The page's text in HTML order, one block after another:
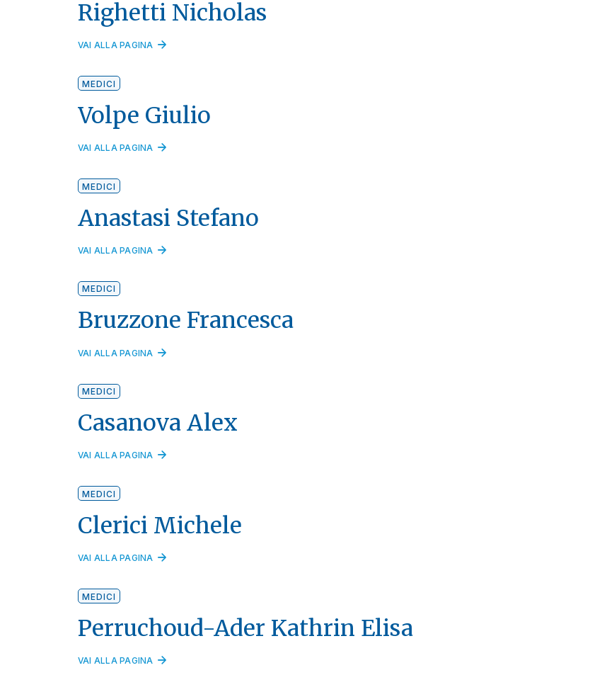
Righetti Nicholas
VAI ALLA PAGINA
MEDICI
Volpe Giulio
VAI ALLA PAGINA
MEDICI
Anastasi Stefano
VAI ALLA PAGINA
MEDICI
Bruzzone Francesca
VAI ALLA PAGINA
MEDICI
Casanova Alex
VAI ALLA PAGINA
MEDICI
Clerici Michele
VAI ALLA PAGINA
MEDICI
Perruchoud-Ader Kathrin Elisa
VAI ALLA PAGINA